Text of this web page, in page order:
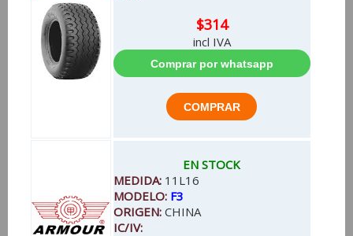
$314
incl IVA
EN STOCK
MEDIDA: 11L16
MODELO: F3
ORIGEN: CHINA
IC/IV: